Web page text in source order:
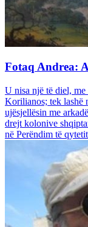
Fotaq Andrea:
U nisa një të diel,
Korilianos; tek lashë
ujësjellësin me
drejt kolonive
në Perëndim të